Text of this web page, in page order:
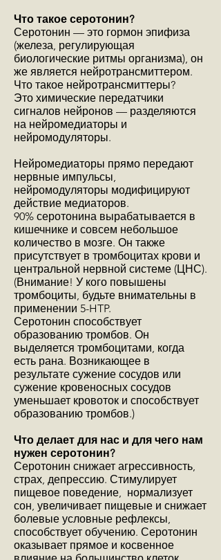
Что такое серотонин?
Серотонин — это гормон эпифиза
(железа, регулирующая
биологические ритмы организма), он
же является нейротрансмиттером.
Что такое нейротрансмиттеры?
Это химические передатчики
сигналов нейронов — разделяются
на нейромедиаторы и
нейромодуляторы.
Нейромедиаторы прямо передают
нервные импульсы,
нейромодуляторы модифицируют
действие медиаторов.
90% серотонина вырабатывается в
кишечнике и совсем небольшое
количество в мозге. Он также
присутствует в тромбоцитах крови и
центральной нервной системе (ЦНС).
(Внимание! У кого повышены
тромбоциты, будьте внимательны в
применении 5-HTP.
Серотонин способствует
образованию тромбов. Он
выделяется тромбоцитами, когда
есть рана. Возникающее в
результате сужение сосудов или
сужение кровеносных сосудов
уменьшает кровоток и способствует
образованию тромбов.)
Что делает для нас и для чего нам
нужен серотонин?
Серотонин снижает агрессивность,
страх, депрессию. Стимулирует
пищевое поведение, нормализует
сон, увеличивает пищевые и снижает
болевые условные рефлексы,
способствует обучению. Серотонин
оказывает прямое и косвенное